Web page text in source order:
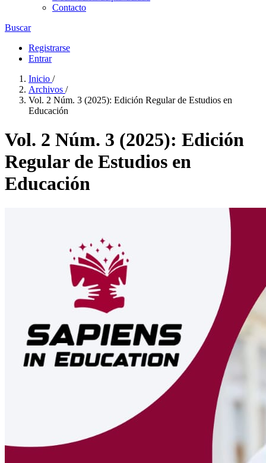
Contacto
Buscar
Registrarse
Entrar
Inicio /
Archivos /
Vol. 2 Núm. 3 (2025): Edición Regular de Estudios en
Educación
Vol. 2 Núm. 3 (2025): Edición
Regular de Estudios en
Educación